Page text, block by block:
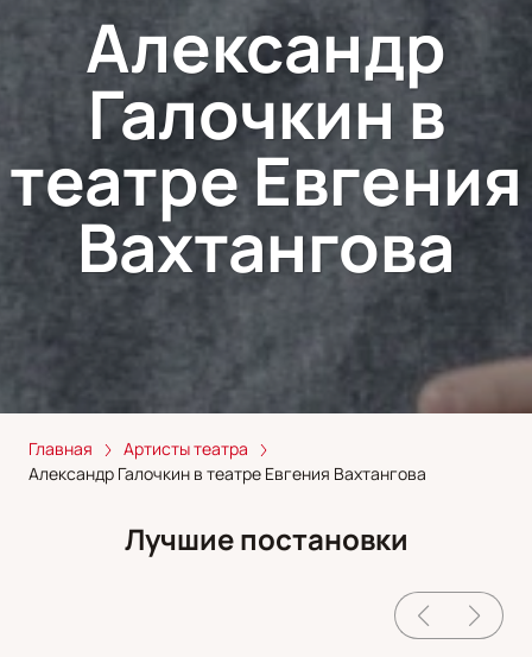
Александр
Галочкин в
театре Евгения
Вахтангова
Главная
Артисты театра
Александр Галочкин в театре Евгения Вахтангова
Лучшие постановки